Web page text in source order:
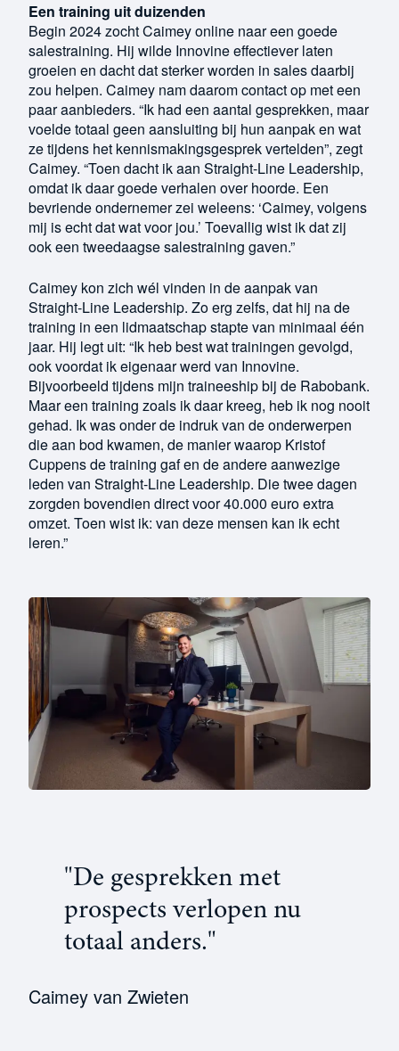
Een training uit duizenden
Begin 2024 zocht Caimey online naar een goede
salestraining. Hij wilde Innovine effectiever laten
groeien en dacht dat sterker worden in sales daarbij
zou helpen. Caimey nam daarom contact op met een
paar aanbieders. “Ik had een aantal gesprekken, maar
voelde totaal geen aansluiting bij hun aanpak en wat
ze tijdens het kennismakingsgesprek vertelden”, zegt
Caimey. “Toen dacht ik aan Straight-Line Leadership,
omdat ik daar goede verhalen over hoorde. Een
bevriende ondernemer zei weleens: ‘Caimey, volgens
mij is echt dat wat voor jou.’ Toevallig wist ik dat zij
ook een tweedaagse salestraining gaven.”
Caimey kon zich wél vinden in de aanpak van
Straight-Line Leadership. Zo erg zelfs, dat hij na de
training in een lidmaatschap stapte van minimaal één
jaar. Hij legt uit: “Ik heb best wat trainingen gevolgd,
ook voordat ik eigenaar werd van Innovine.
Bijvoorbeeld tijdens mijn traineeship bij de Rabobank.
Maar een training zoals ik daar kreeg, heb ik nog nooit
gehad. Ik was onder de indruk van de onderwerpen
die aan bod kwamen, de manier waarop Kristof
Cuppens de training gaf en de andere aanwezige
leden van Straight-Line Leadership. Die twee dagen
zorgden bovendien direct voor 40.000 euro extra
omzet. Toen wist ik: van deze mensen kan ik echt
leren.”
"De gesprekken met
prospects verlopen nu
totaal anders."
Caimey van Zwieten